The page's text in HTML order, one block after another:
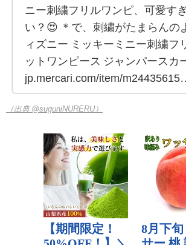
ニー刺繍フリルワンピ、可愛す
い？😍 ＊で、刺繍がたまらん
ィズニー ミッキーミニー刺繍フ
ットワンピース ジャンパースカ
jp.mercari.com/item/m24435615…
（出典 @suguniNURERU）